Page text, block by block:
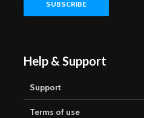
Help & Support
Support
Terms of use